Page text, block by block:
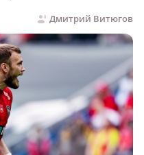
Дмитрий Витюгов